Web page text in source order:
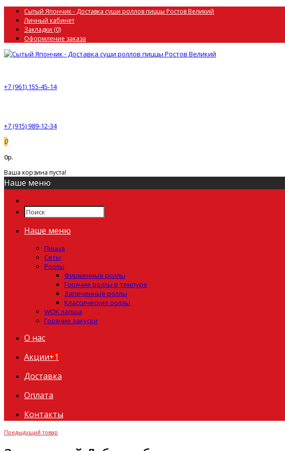
Сытый Япончик - Доставка суши роллов пиццы Ростов Великий
Личный кабинет
Закладки (0)
Оформление заказа
+7 (961) 155-45-14
+7 (915) 989-12-34
0
0р.
Ваша корзина пуста!
Наше меню
Наше меню
Пицца
Сеты
Роллы
Фирменные роллы
Горячие роллы в темпуре
Запеченные роллы
Классические роллы
WOK лапша
Горячие закуски
О нас
Акции+1
Доставка
Оплата
Контакты
Предыдущий товар